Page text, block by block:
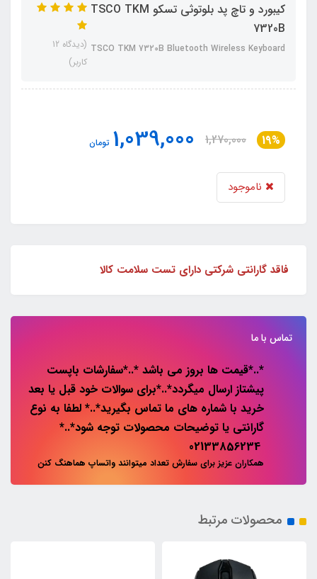
کیبورد و تاچ پد بلوتوثی تسکو TSCO TKM
7320B
TSCO TKM 7320B Bluetooth Wireless Keyboard
(دیدگاه 12
کاربر)
19%
1,270,000
1,039,000 تومان
ناموجود
فاقد گارانتی شرکتی دارای تست سلامت کالا
تماس با ما
*..*قیمت ها بروز می باشد *..*سفارشات باپست
پیشتاز ارسال میگردد*..*برای سوالات خود قبل یا بعد
خرید با شماره های ما تماس بگیرید*..* لطفا به نوع
گارانتی یا توضیحات محصولات توجه شود*..*
همکاران عزیز برای سفارش تعداد میتوانند واتساپ هماهنگ کنن
محصولات مرتبط